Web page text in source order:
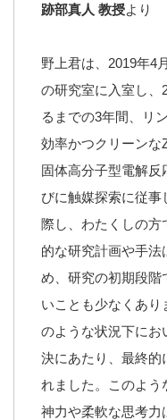
跡部真人 教授より
野上君は、2019年4
の研究室に入室し、
るまでの3年間、リ
効率かつクリーンな
固体高分子型電解反
びに触媒探索に従事
際し、わたくしの
的な研究計画や手法
め、研究の初期段階
いことも少なくあり
のような状況下にお
決にあたり、最終的
れました。このよ
神力や柔軟な思考力